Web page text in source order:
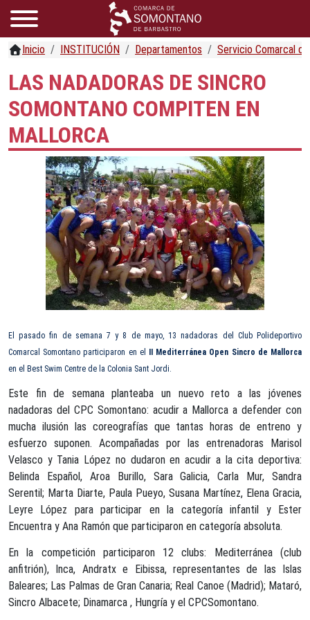
Inicio INSTITUCIÓN Departamentos Servicio Comarcal
LAS NADADORAS DE SINCRO
SOMONTANO COMPITEN EN
MALLORCA
El pasado fin de semana 7 y 8 de mayo, 13 nadadoras del Club Polideportivo
Comarcal Somontano participaron en el
II Mediterránea Open Sincro de Mallorca
en el Best Swim Centre de la Colonia Sant Jordi.
Este fin de semana planteaba un nuevo reto a las jóvenes
nadadoras del CPC Somontano: acudir a Mallorca a defender con
mucha ilusión las coreografías que tantas horas de entreno y
esfuerzo suponen. Acompañadas por las entrenadoras Marisol
Velasco y Tania López no dudaron en acudir a la cita deportiva:
Belinda Español, Aroa Burillo, Sara Galicia, Carla Mur, Sandra
Serentil; Marta Diarte, Paula Pueyo, Susana Martínez, Elena Gracia,
Leyre López para participar en la categoría infantil y Ester
Encuentra y Ana Ramón que participaron en categoría absoluta.
En la competición participaron 12 clubs: Mediterránea (club
anfitrión), Inca, Andratx e Eibissa, representantes de las Islas
Baleares; Las Palmas de Gran Canaria; Real Canoe (Madrid); Mataró,
Sincro Albacete; Dinamarca , Hungría y el CPCSomontano.